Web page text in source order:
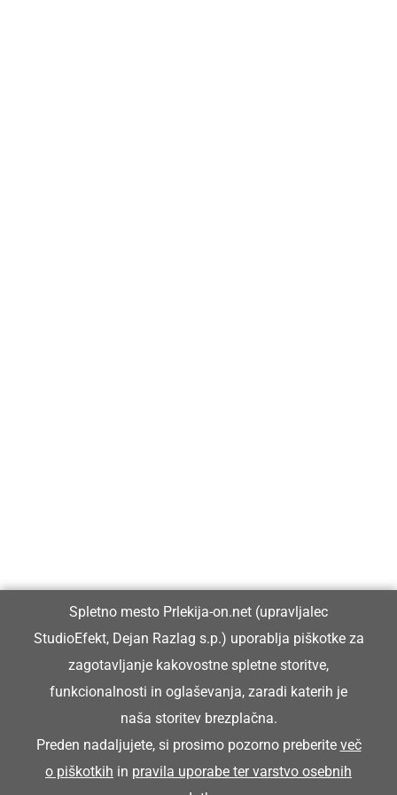
Glavni in odgovorni urednik:
Dejan Razlag
info@prlekija-on.net
Spletno mesto Prlekija-on.net (upravljalec
StudioEfekt, Dejan Razlag s.p.) uporablja piškotke za
zagotavljanje kakovostne spletne storitve,
funkcionalnosti in oglaševanja, zaradi katerih je
naša storitev brezplačna.
Preden nadaljujete, si prosimo pozorno preberite več
o piškotkih in pravila uporabe ter varstvo osebnih